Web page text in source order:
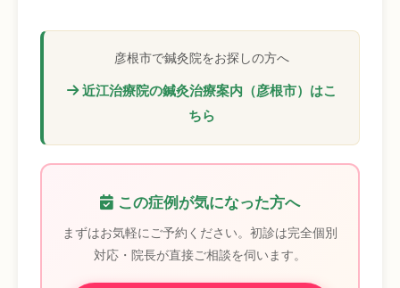
彦根市で鍼灸院をお探しの方へ
近江治療院の鍼灸治療案内（彦根市）はこ
ちら
この症例が気になった方へ
まずはお気軽にご予約ください。初診は完全個別
対応・院長が直接ご相談を伺います。